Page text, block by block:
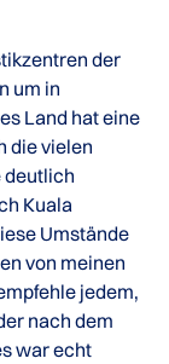
der
um in
Land hat eine
die vielen
deutlich
Kuala
Umstände
von meinen
jedem,
nach dem
war echt